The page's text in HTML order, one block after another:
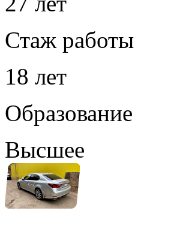
Стаж работы
18 лет
Образование
Высшее